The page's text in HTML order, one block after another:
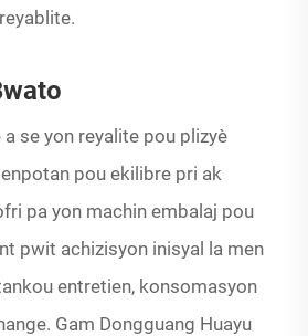
se yon reyalite pou plizyè
pou ekilibre pri ak
pa yon machin embalaj pou
pwit achizisyon inisyal la men
entretien, konsomasyon
Gam Dongguang Huayu